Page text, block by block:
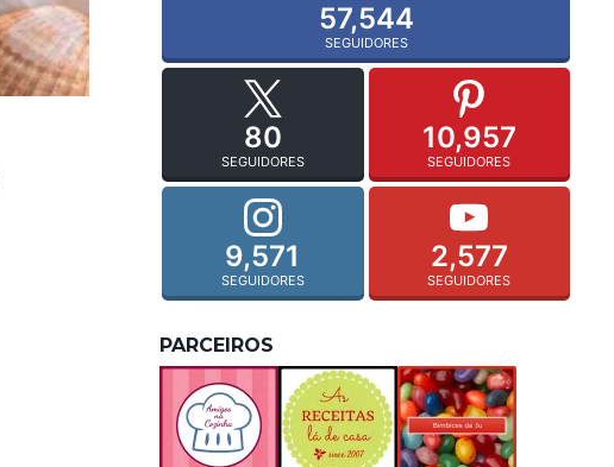
57,544
SEGUIDORES
80
SEGUIDORES
10,957
SEGUIDORES
9,571
SEGUIDORES
2,577
SEGUIDORES
PARCEIROS